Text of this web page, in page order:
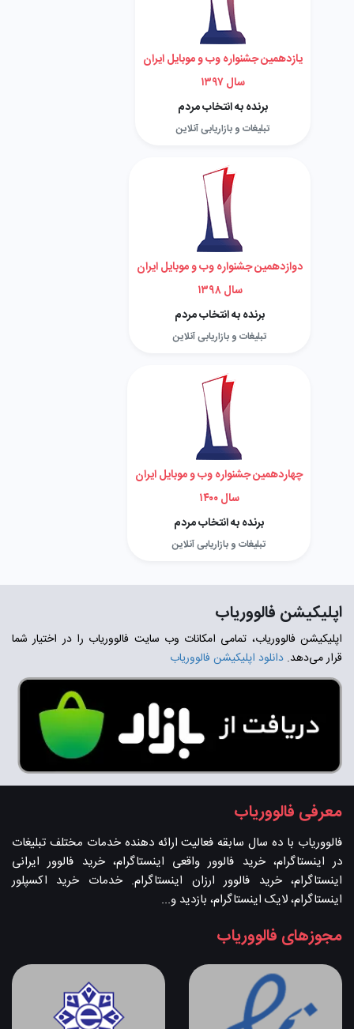
یازدهمین جشنواره وب و موبایل ایران
سال ۱۳۹۷
برنده به انتخاب مردم
تبلیغات و بازاریابی آنلاین
دوازدهمین جشنواره وب و موبایل ایران
سال ۱۳۹۸
برنده به انتخاب مردم
تبلیغات و بازاریابی آنلاین
چهاردهمین جشنواره وب و موبایل ایران
سال ۱۴۰۰
برنده به انتخاب مردم
تبلیغات و بازاریابی آنلاین
اپلیکیشن فالووریاب
اپلیکیشن فالووریاب، تمامی امکانات وب سایت فالووریاب را در اختیار شما
قرار می‌دهد. دانلود اپلیکیشن فالووریاب
معرفی فالووریاب
فالووریاب با ده سال سابقه فعالیت ارائه دهنده خدمات مختلف تبلیغات
در اینستاگرام، خرید فالوور واقعی اینستاگرام، خرید فالوور ایرانی
اینستاگرام، خرید فالوور ارزان اینستاگرام. خدمات خرید اکسپلور
اینستاگرام، لایک اینستاگرام، بازدید و...
مجوزهای فالووریاب